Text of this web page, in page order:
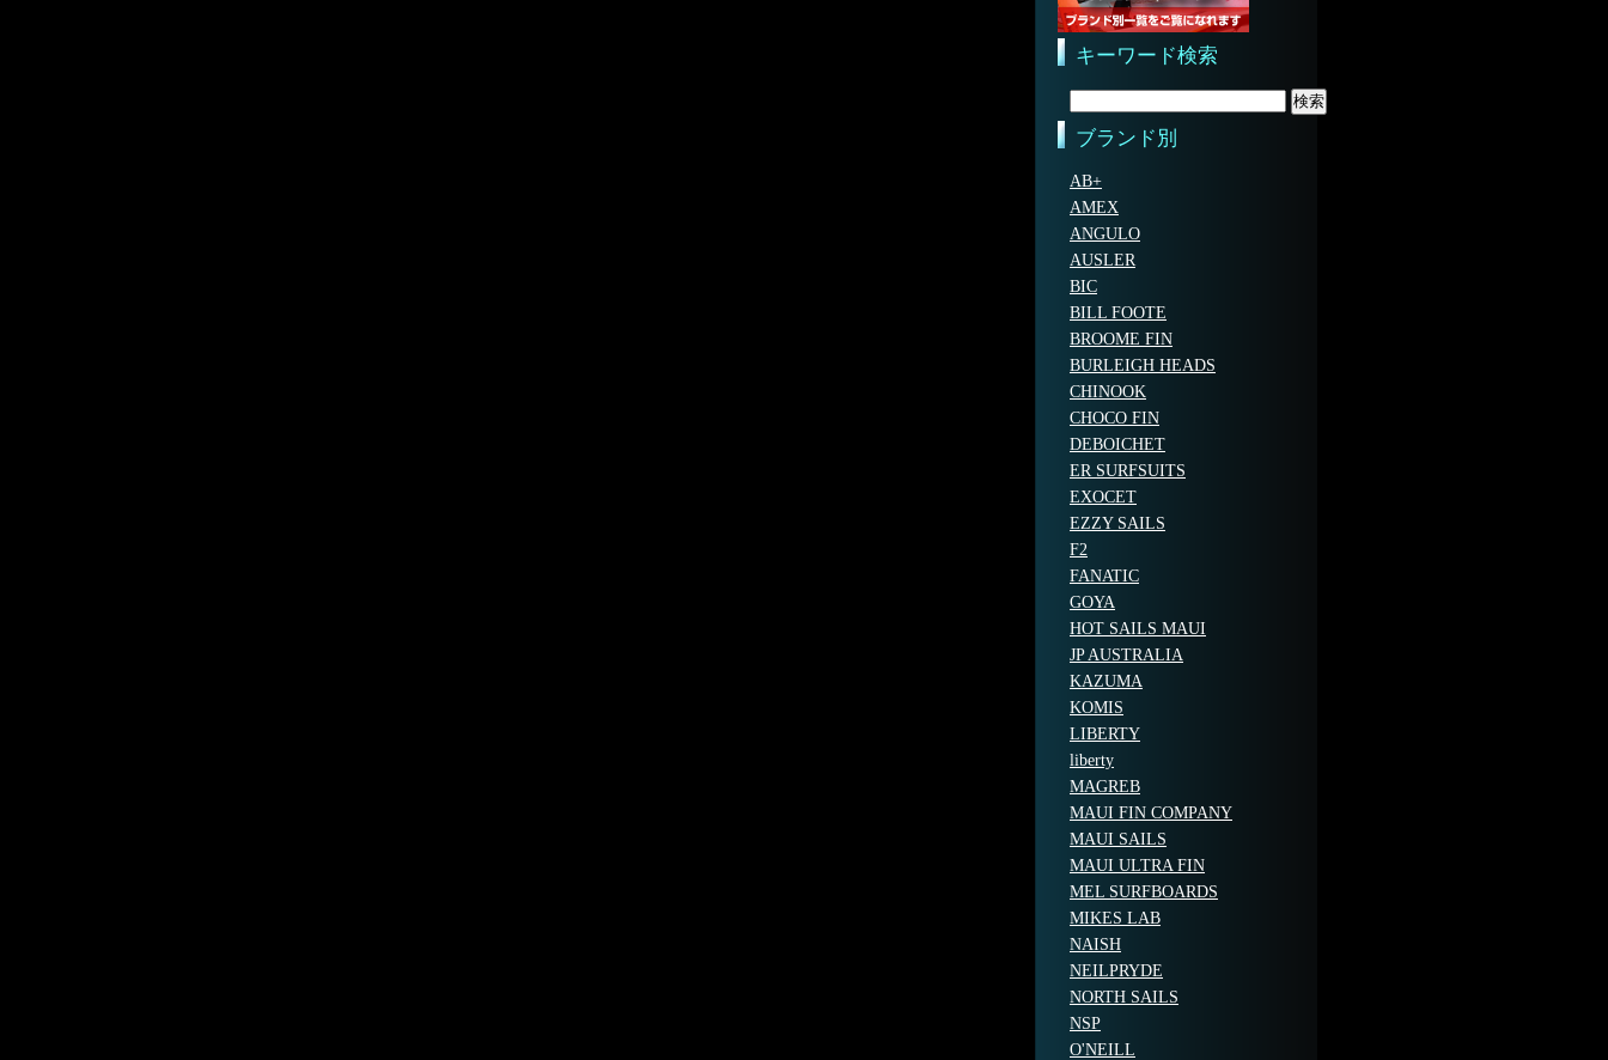
キーワード検索
ブランド別
AB+
AMEX
ANGULO
AUSLER
BIC
BILL FOOTE
BROOME FIN
BURLEIGH HEADS
CHINOOK
CHOCO FIN
DEBOICHET
ER SURFSUITS
EXOCET
EZZY SAILS
F2
FANATIC
GOYA
HOT SAILS MAUI
JP AUSTRALIA
KAZUMA
KOMIS
LIBERTY
liberty
MAGREB
MAUI FIN COMPANY
MAUI SAILS
MAUI ULTRA FIN
MEL SURFBOARDS
MIKES LAB
NAISH
NEILPRYDE
NORTH SAILS
NSP
O'NEILL